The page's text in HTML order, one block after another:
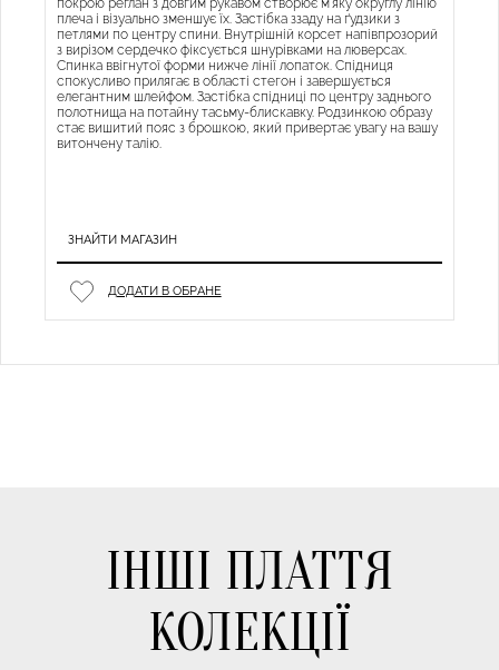
плеча і візуально зменшує їх. Застібка ззаду на ґудзики з
петлями по центру спини. Внутрішній корсет напівпрозорий
з вирізом сердечко фіксується шнурівками на люверсах.
Спинка ввігнутої форми нижче лінії лопаток. Спідниця
спокусливо прилягає в області стегон і завершується
елегантним шлейфом. Застібка спідниці по центру заднього
полотнища на потайну тасьму-блискавку. Родзинкою образу
стає вишитий пояс з брошкою, який привертає увагу на вашу
витончену талію.
ЗНАЙТИ МАГАЗИН
ДОДАТИ В ОБРАНЕ
ІНШІ ПЛАТТЯ
КОЛЕКЦІЇ